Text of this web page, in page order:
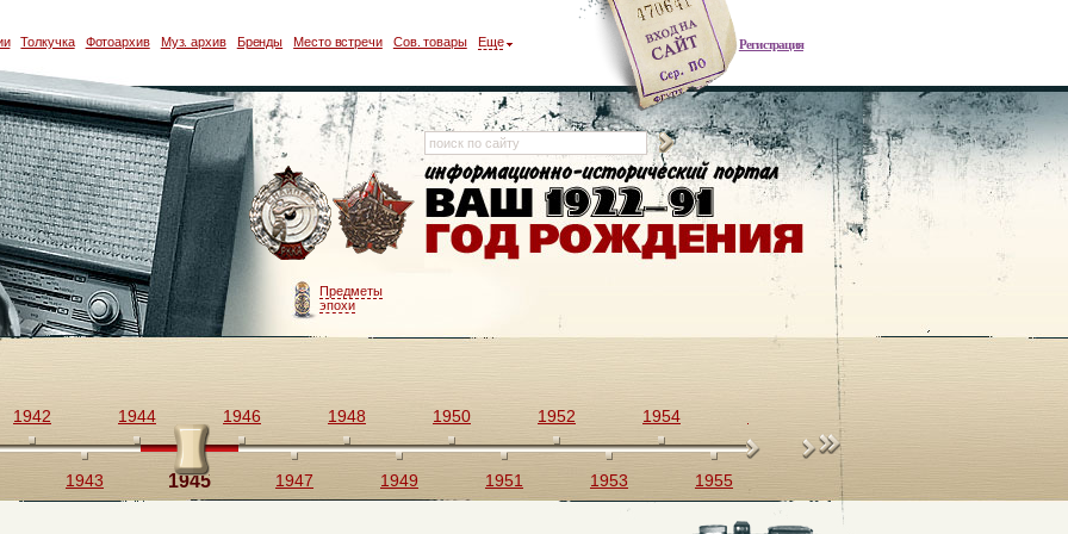
Регистрация
Толкучка Фотоархив Муз. архив Бренды Место встречи Сов. товары Еще
Предметы
эпохи
1942
1943
1944
1945
1946
1947
1948
1949
1950
1951
1952
1953
1954
1955